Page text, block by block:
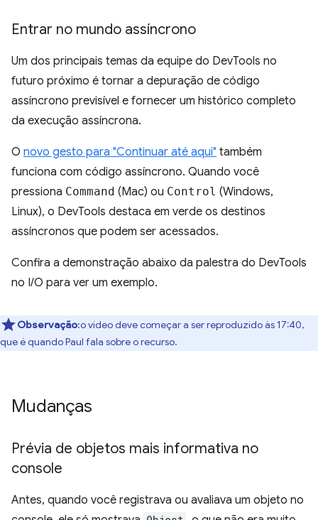
Entrar no mundo assíncrono
Um dos principais temas da equipe do DevTools no
futuro próximo é tornar a depuração de código
assíncrono previsível e fornecer um histórico completo
da execução assíncrona.
O novo gesto para "Continuar até aqui" também
funciona com código assíncrono. Quando você
pressiona Command (Mac) ou Control (Windows,
Linux), o DevTools destaca em verde os destinos
assíncronos que podem ser acessados.
Confira a demonstração abaixo da palestra do DevTools
no I/O para ver um exemplo.
Observação:o vídeo deve começar a ser reproduzido às 17:40,
que é quando Paul fala sobre o recurso.
Mudanças
Prévia de objetos mais informativa no
console
Antes, quando você registrava ou avaliava um objeto no